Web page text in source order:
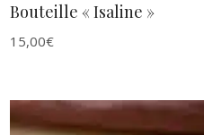
Bouteille « Isaline »
15,00€